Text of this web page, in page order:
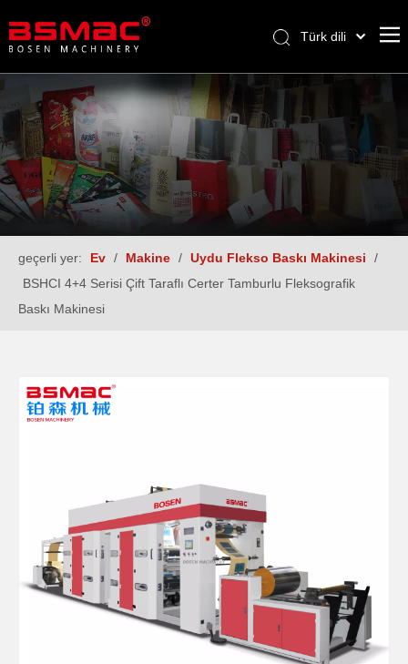
Türk dili
العربية
Français
Pусский
Español
geçerli yer: Ev / Makine / Uydu Flekso Baskı Makinesi
/
BSHCI 4+4 Serisi Çift Taraflı Certer Tamburlu Fleksografik
Baskı Makinesi